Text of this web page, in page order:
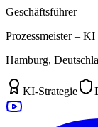
Geschäftsführer
Prozessmeister –
Hamburg,
KI-Strategie